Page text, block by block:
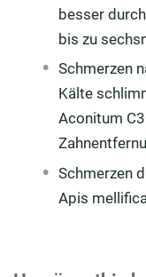
besser
bis zu
Schmerzen
Kälte
Aconitum
Schmerzen
Apis